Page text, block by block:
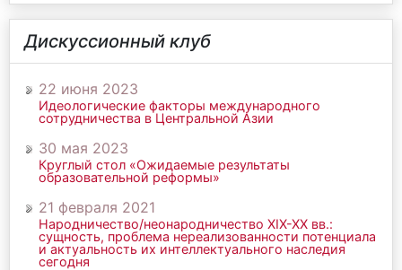
Дискуссионный клуб
22 июня 2023
Идеологические факторы международного
сотрудничества в Центральной Азии
30 мая 2023
Круглый стол «Ожидаемые результаты
образовательной реформы»
21 февраля 2021
Народничество/неонародничество ХIХ-ХХ вв.:
сущность, проблема нереализованности потенциала
и актуальность их интеллектуального наследия
сегодня